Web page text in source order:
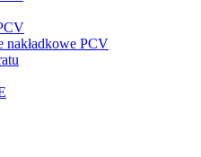
nakładkowe PCV